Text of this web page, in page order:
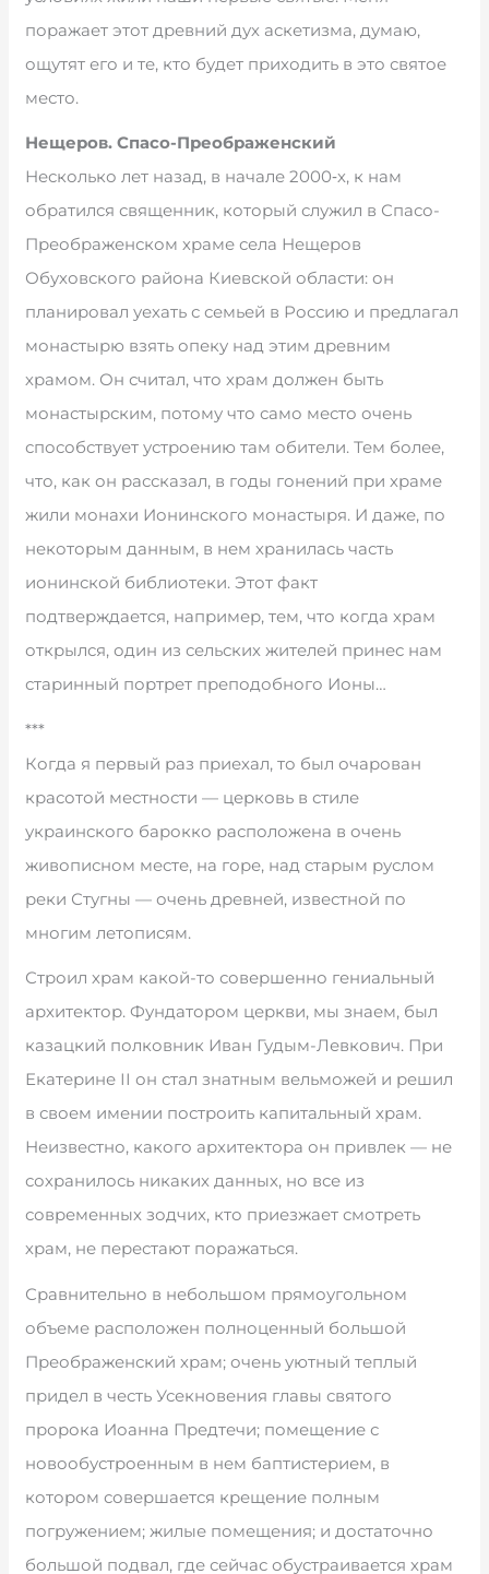
поражает этот древний дух аскетизма, думаю,
ощутят его и те, кто будет приходить в это святое
место.
Нещеров. Спасо-Преображенский
Несколько лет назад, в начале 2000‑х, к нам
обратился священник, который служил в Спасо-
Преображенском храме села Нещеров
Обуховского района Киевской области: он
планировал уехать с семьей в Россию и предлагал
монастырю взять опеку над этим древним
храмом. Он считал, что храм должен быть
монастырским, потому что само место очень
способствует устроению там обители. Тем более,
что, как он рассказал, в годы гонений при храме
жили монахи Ионинского монастыря. И даже, по
некоторым данным, в нем хранилась часть
ионинской библиотеки. Этот факт
подтверждается, например, тем, что когда храм
открылся, один из сельских жителей принес нам
старинный портрет преподобного Ионы…
***
Когда я первый раз приехал, то был очарован
красотой местности — церковь в стиле
украинского барокко расположена в очень
живописном месте, на горе, над старым руслом
реки Стугны — очень древней, известной по
многим летописям.
Строил храм какой-то совершенно гениальный
архитектор. Фундатором церкви, мы знаем, был
казацкий полковник Иван Гудым-Левкович. При
Екатерине ІІ он стал знатным вельможей и решил
в своем имении построить капитальный храм.
Неизвестно, какого архитектора он привлек — не
сохранилось никаких данных, но все из
современных зодчих, кто приезжает смотреть
храм, не перестают поражаться.
Сравнительно в небольшом прямоугольном
объеме расположен полноценный большой
Преображенский храм; очень уютный теплый
придел в честь Усекновения главы святого
пророка Иоанна Предтечи; помещение с
новообустроенным в нем баптистерием, в
котором совершается крещение полным
погружением; жилые помещения; и достаточно
большой подвал, где сейчас обустраивается храм